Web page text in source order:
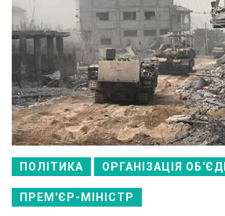
ПОЛІТИКА ОРГАНІЗАЦІЯ
ПРЕМ'ЄР-МІНІСТР